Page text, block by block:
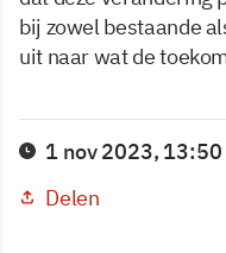
bij zowel bestaande
uit naar wat de
1 nov 2023, 13:50
Delen